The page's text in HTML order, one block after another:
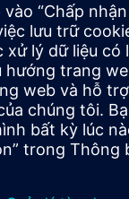
trên vật lý, được
nhiệt. Kết nối với
vi nhiệt và cơ học
tật trước khi